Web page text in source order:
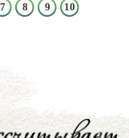
7 8 9 10